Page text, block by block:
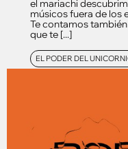
el mariachi
músicos fuera de los
Te contamos también
que te [...]
EL PODER DEL